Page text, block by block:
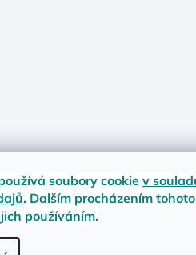
soubory cookiev
. Dalším procházením
používáním.
zboží Materiály a velikosti